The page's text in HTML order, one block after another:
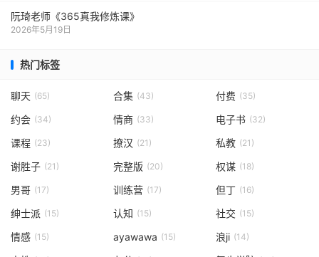
阮琦老师《365真我修炼课》
2026年5月19日
热门标签
聊天 (65) 合集 (43) 付费 (35)
约会 (34) 情商 (33) 电子书 (32)
课程 (23) 撩汉 (21) 私教 (21)
谢胜子 (21) 完整版 (20) 权谋 (18)
男哥 (17) 训练营 (17) 但丁 (16)
绅士派 (15) 认知 (15) 社交 (15)
情感 (15) ayawawa (15) 浪ji (14)